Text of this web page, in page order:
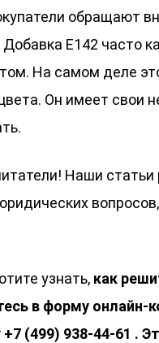
обращают
Добавка Е142 часто
На самом деле
Он имеет свои
Наши
узнать, как
в форму онлайн-
(499) 938-44-61 .